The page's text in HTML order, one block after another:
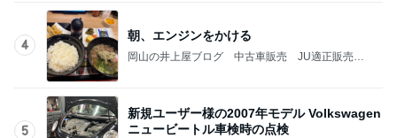
4
朝、エンジンをかける
岡山の井上屋ブログ 中古車販売 JU適正販売
5
新規ユーザー様の2007年モデル Volkswagen
ニュービートル車検時の点検